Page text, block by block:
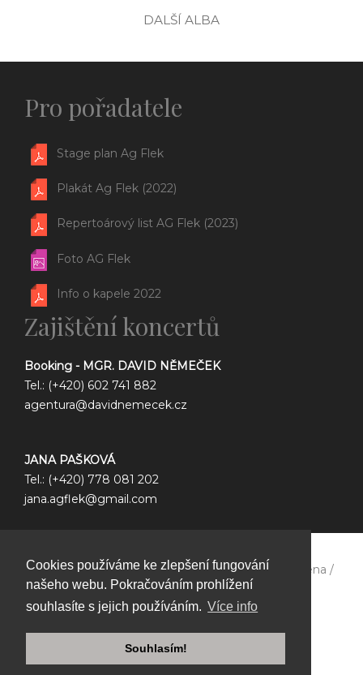
Cookies používáme ke zlepšení fungování
našeho webu. Pokračováním prohlížení
souhlasíte s jejich používáním. Více info
Souhlasím!
DALŠÍ ALBA
Pro pořadatele
Stage plan Ag Flek
Plakát Ag Flek (2022)
Repertoárový list AG Flek (2023)
Foto AG Flek
Info o kapele 2022
Zajištění koncertů
Booking - MGR. DAVID NĚMEČEK
Tel.: (+420) 602 741 882
agentura@davidnemecek.cz
JANA PAŠKOVÁ
Tel.: (+420) 778 081 202
jana.agflek@gmail.com
Copyright © 2026 Ag flek /Všechna práva vyhrazena /
GDPR
Created by grafik-art.cz